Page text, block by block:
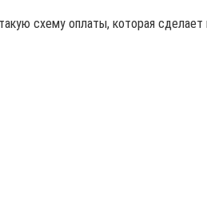
схему оплаты, которая сделает